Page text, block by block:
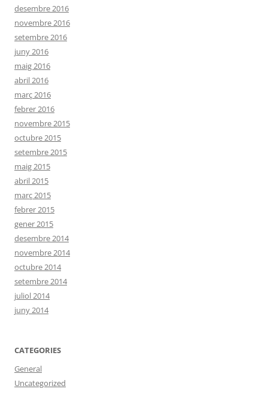
desembre 2016
novembre 2016
setembre 2016
juny 2016
maig 2016
abril 2016
març 2016
febrer 2016
novembre 2015
octubre 2015
setembre 2015
maig 2015
abril 2015
març 2015
febrer 2015
gener 2015
desembre 2014
novembre 2014
octubre 2014
setembre 2014
juliol 2014
juny 2014
CATEGORIES
General
Uncategorized